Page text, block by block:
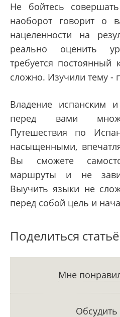
Не бойтесь
наоборот говорит о
нацеленности на
реально оценить
требуется постоянный
сложно. Изучили тему -
Владение испанским и
перед вами
Путешествия по
насыщенными,
Вы сможете
маршруты и не
Выучить языки не
перед собой цель и
Поделиться
Мне
Обсудить